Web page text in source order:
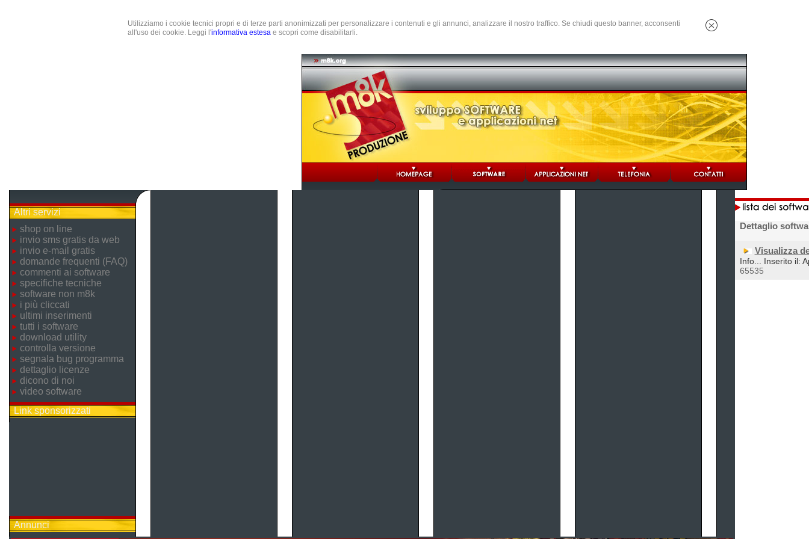
Utilizziamo i cookie tecnici propri e di terze parti anonimizzati per personalizzare i contenuti e gli annunci, analizzare il nostro traffico. Se chiudi questo banner, acconsenti
all'uso dei cookie. Leggi l'informativa estesa e scopri come disabilitarli.
Altri servizi
shop on line
invio sms gratis da web
invio e-mail gratis
domande frequenti (FAQ)
commenti ai software
specifiche tecniche
software non m8k
i più cliccati
ultimi inserimenti
tutti i software
download utility
controlla versione
segnala bug programma
dettaglio licenze
dicono di noi
video software
Link sponsorizzati
Annunci
Dettaglio
Visualizza
Info... Inserito il:
65535